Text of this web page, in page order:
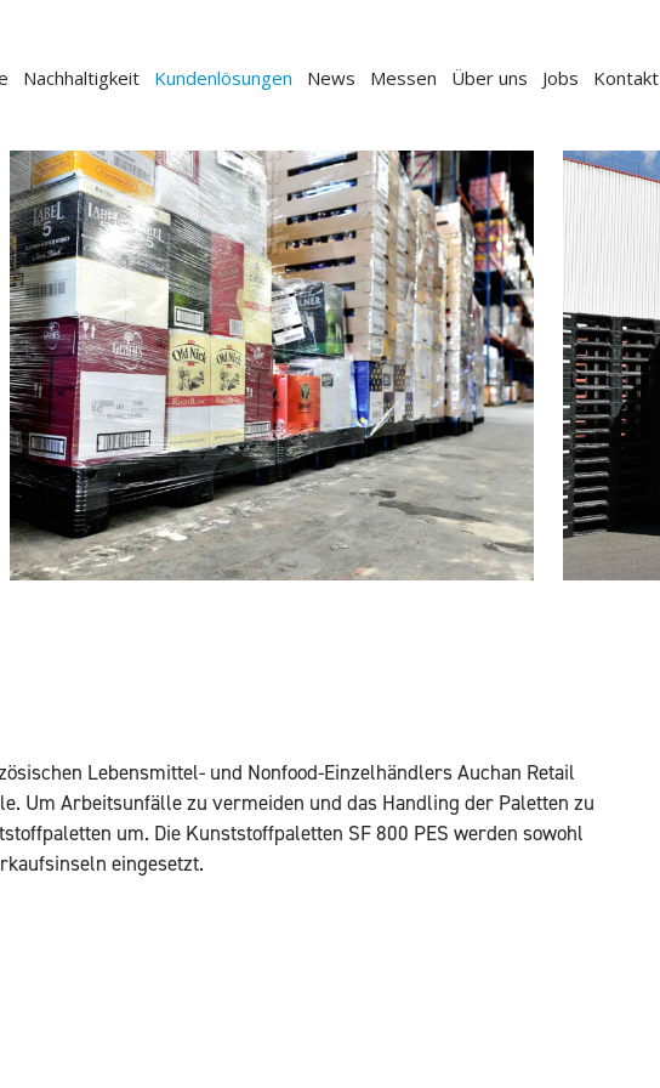
Nachhaltigkeit Kundenlösungen News Messen Über uns Jobs Kontakt
Lebensmittel- und Nonfood-Einzelhändlers Auchan Retail
Um Arbeitsunfälle zu vermeiden und das Handling der Paletten zu
um. Die Kunststoffpaletten SF 800 PES werden sowohl
eingesetzt.